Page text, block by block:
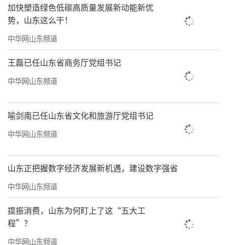
获奖项目都是源自用户的创新成果，所以每一
项荣誉也都属于用户。这场面向全体研发人的
表彰，实际更是“替用户嘉奖”。
本着始终为用户研发的初心，海尔智家打
造了全球引领的10+N开放创新体系。这使其能
需求攻坚克难。未来，海尔智家会坚守以用户
为中心，不断创新，推出更多领先产品，创造
数字经济那些事儿
年节电费350万！
MCA示范项目
加快塑造绿色低碳高质量发展新动能新优
势，山东这么干！
中华网山东频道
王磊已任山东省商务厅党组书记
中华网山东频道
喻剑南已任山东省文化和旅游厅党组书记
中华网山东频道
山东正把握数字经济发展新机遇，建设数字强省
中华网山东频道
提振消费，山东为何盯上了这“五大工
程”？
中华网山东频道